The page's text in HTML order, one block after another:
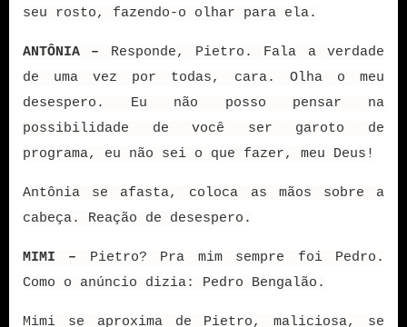
seu rosto, fazendo-o olhar para ela.
ANTÔNIA – Responde, Pietro. Fala a verdade
de uma vez por todas, cara. Olha o meu
desespero. Eu não posso pensar na
possibilidade de você ser garoto de
programa, eu não sei o que fazer, meu Deus!
Antônia se afasta, coloca as mãos sobre a
cabeça. Reação de desespero.
MIMI – Pietro? Pra mim sempre foi Pedro.
Como o anúncio dizia: Pedro Bengalão.
Mimi se aproxima de Pietro, maliciosa, se